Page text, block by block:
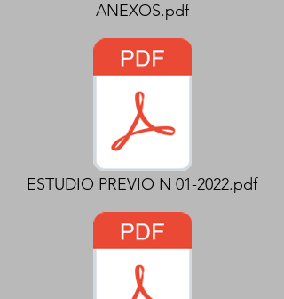
ANEXOS.pdf
ESTUDIO PREVIO N 01-2022.pdf